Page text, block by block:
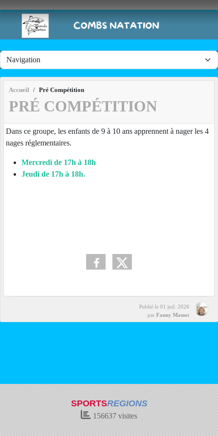
Accueil Pré Compétition
PRÉ COMPÉTITION
Dans ce groupe, les enfants de 9 à 10 ans apprennent à nager les 4
nages réglementaires.
Mercredi de 17h à 18h
Jeudi de 17h à 18h.
Publié le 01 juil. 2026
par Fanny Massot
SPORTSREGIONS
156637 visites